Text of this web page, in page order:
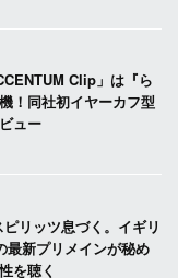
Clip」は『ら
！同社初イヤーカフ型
ュー
リッツ息づく。イギリ
最新プリメインが秘め
を聴く